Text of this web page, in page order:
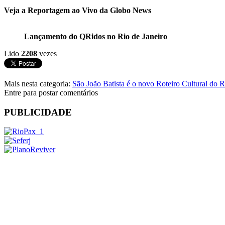
Veja a Reportagem ao Vivo da Globo News
Lançamento do QRidos no Rio de Janeiro
Lido 2208 vezes
Mais nesta categoria: São João Batista é o novo Roteiro Cultural do
Entre para postar comentários
PUBLICIDADE